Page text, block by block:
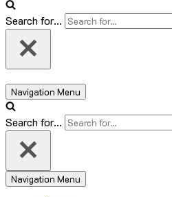
Search for...
Navigation Menu
Search for...
Navigation Menu